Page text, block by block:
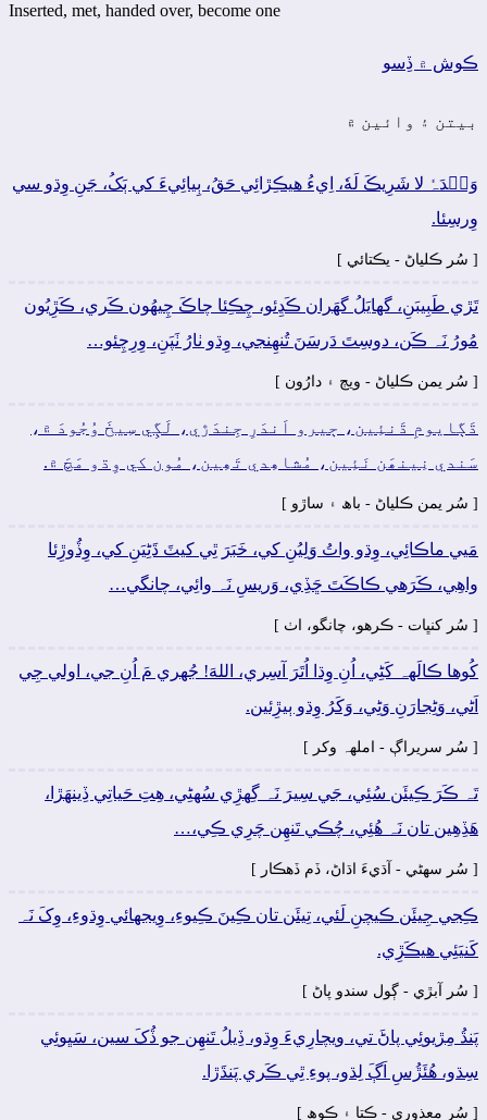
Inserted, met, handed over, become one
ڪوش ۾ ڏِسو
بيتن ۽ وائين ۾
وَحۡدَہٗ لا شَرِيڪَ لَهٗ، اِيءُ ھيڪِڙائِي حَقُ، ٻِيائِيءَ کي ٻَکُ، جَنِ وِڌو سي
وِرسِئا.
[ سُر ڪلياڻ - يڪتائي ]
تَڙي طَبِيبَنِ، گهايَلُ گهَران ڪَڍِئو، چِڪِئا چاڪَ چِيھُون ڪَري، ڪَڙِيُون
مُورُ نَہ ڪَن، دوسِتَ دَرسَنَ تُنھِنجي، وِڌو ٺارُ ٺَپَنِ، وِرِچِئو…
[ سُر يمن ڪلياڻ - ويڄ ۽ دارُون ]
ڌَڳايومِ ڌَنئِين، ڄيرو اَندَرِ جِندَڙي، لَڳِي سِيخَ وُجُودَ ۾،
سَندي نِينھَن نَئِين، مُشاھِدي تَھِين، مُون کي وِڌو مَچَ ۾.
[ سُر يمن ڪلياڻ - باھ ۽ ساڙو ]
مَيي ماڪائِي، وِڌو واتُ وَلِيُنِ کي، خَبَرَ ٿِي کيٽَ ڌَڻِيَنِ کي، وِڏُوڙِئا
واھِي، ڪَرَھي ڪاڪَتَ ڇَڏِي، وَريسِ نَہ وائِي، چانگي…
[ سُر کنڀات - ڪرھو، چانگو، اٺ ]
کُوھا ڪالَهہ کَڻِي، اُنِ وِڌا اُتَرَ آسِري، اللهَ! جُهري مَ اُنِ جي، اولي جِي
اَڻي، وَڻِجارَنِ وَڻِي، وَکَرُ وِڌو ٻيڙِئين.
[ سُر سريراڳ - املهہ وکر ]
تَہ ڪَرَ ڪِيئَن سُئِي، جَي سِيرَ نَہ گِهڙِي سُهڻِي، ھِتِ حَياتِي ڏِينھَڙا،
ھَڏِھِين تان نَہ ھُئِي، چُڪي تَنھِن چَرِي ڪِي،…
[ سُر سھڻي - آڌيءَ اڌاڻ، ڏم ڏھڪار ]
ڪِجي جِيئَن ڪيچنِ لَئي، تِيئَن تان ڪِينَ ڪِيوءِ، وِيجهائي وِڌوءِ، وِکَ نَہ
کَنيَئِي ھيڪَڙِي.
[ سُر آبڙي - ڳول سندو پاڻ ]
پَنڌُ مِڙيوئِي پاڻَ تي، ويچارِيءَ وِڌو، ڏِيلُ تَنھِن جو ڏُکَ سين، سَڀوئِي
سِڌو، ھُئَڙُسِ اَڳَ لِڌو، پوءِ ٿِي ڪَري پَنڌَڙا.
[ سُر معذوري - ڪتا ۽ ڪوھ ]